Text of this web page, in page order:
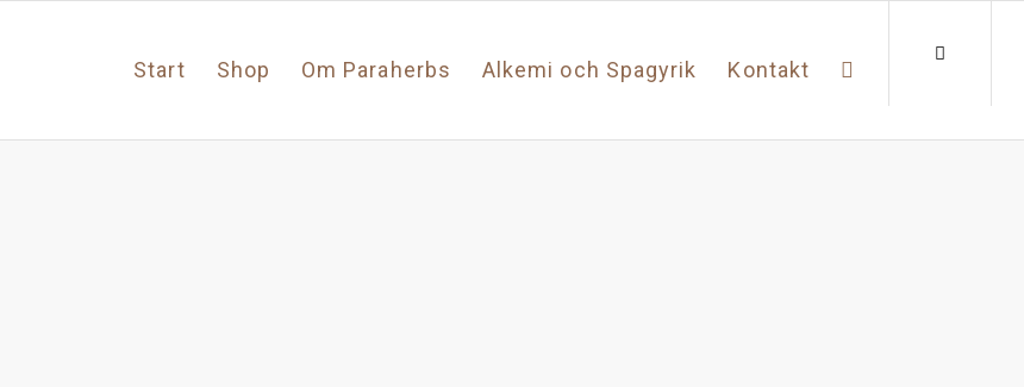
Start Shop Om Paraherbs Alkemi och Spagyrik Kontakt